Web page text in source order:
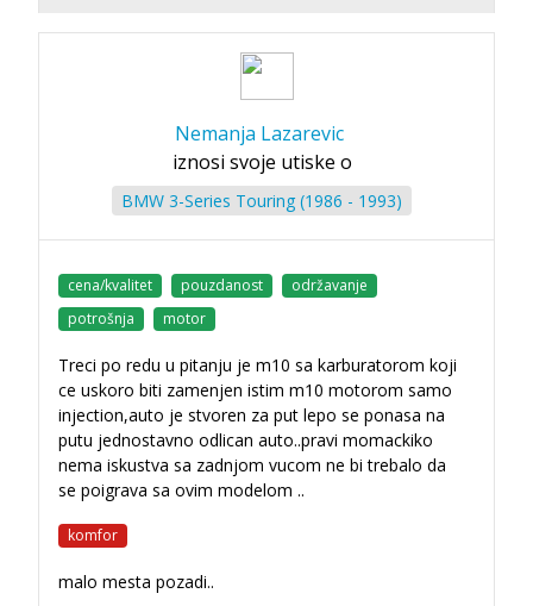
Nemanja Lazarevic
iznosi svoje utiske o
BMW 3-Series Touring (1986 - 1993)
cena/kvalitet pouzdanost
održavanje
potrošnja
motor
Treci po redu u pitanju je m10 sa karburatorom koji
ce uskoro biti zamenjen istim m10 motorom samo
injection,auto je stvoren za put lepo se ponasa na
putu jednostavno odlican auto..pravi momackiko
nema iskustva sa zadnjom vucom ne bi trebalo da
se poigrava sa ovim modelom ..
komfor
malo mesta pozadi..